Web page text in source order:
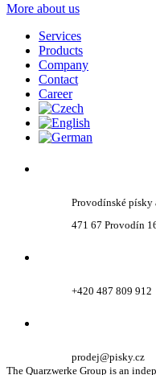
More about us
Services
Products
Company
Contact
Career
Provodínské písky
471 67 Provodín
+420 487 809 912
prodej@pisky.cz
The Quarzwerke Group is an